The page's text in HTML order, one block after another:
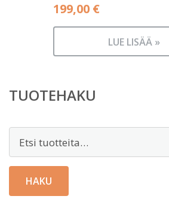
199,00 €
LUE LISÄÄ »
TUOTEHAKU
HAKU